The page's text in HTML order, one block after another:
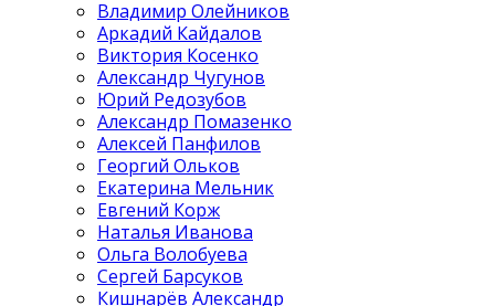
Владимир Олейников
Аркадий Кайдалов
Виктория Косенко
Александр Чугунов
Юрий Редозубов
Александр Помазенко
Алексей Панфилов
Георгий Ольков
Екатерина Мельник
Евгений Корж
Наталья Иванова
Ольга Волобуева
Сергей Барсуков
Кишнарёв Александр